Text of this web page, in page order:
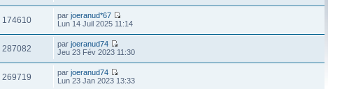
174610 parjoeranud*67
Lun 14 Juil 2025 11:14
287082 parjoeranud74
Jeu 23 Fév 2023 11:30
269719 parjoeranud74
Lun 23 Jan 2023 13:33